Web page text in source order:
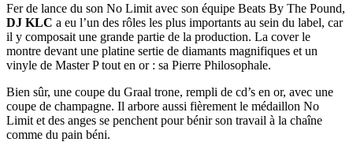
Fer de lance du son No Limit avec son équipe Beats By The Pound,
DJ KLC a eu l’un des rôles les plus importants au sein du label, car
il y composait une grande partie de la production. La cover le
montre devant une platine sertie de diamants magnifiques et un
vinyle de Master P tout en or : sa Pierre Philosophale.
Bien sûr, une coupe du Graal trone, rempli de cd’s en or, avec une
coupe de champagne. Il arbore aussi fièrement le médaillon No
Limit et des anges se penchent pour bénir son travail à la chaîne
comme du pain béni.